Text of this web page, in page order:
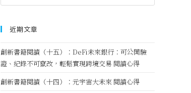
近期文章
創新書籍閱讀（十五）：DeFi未來銀行：可公開驗
證、紀錄不可竄改，輕鬆實現跨境交易 閱讀心得
創新書籍閱讀（十四）：元宇宙大未來 閱讀心得